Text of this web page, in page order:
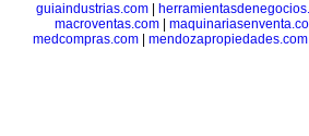
guiaindustrias.com
macroventas.com
medcompras.com| mendozapropiedades.com